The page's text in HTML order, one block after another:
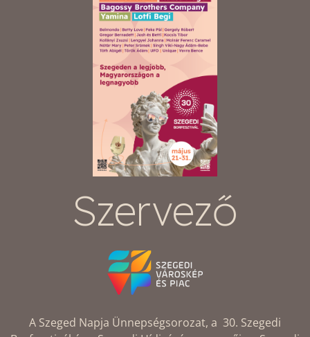
Szervező
A Szeged Napja Ünnepségsorozat, a 30. Szegedi